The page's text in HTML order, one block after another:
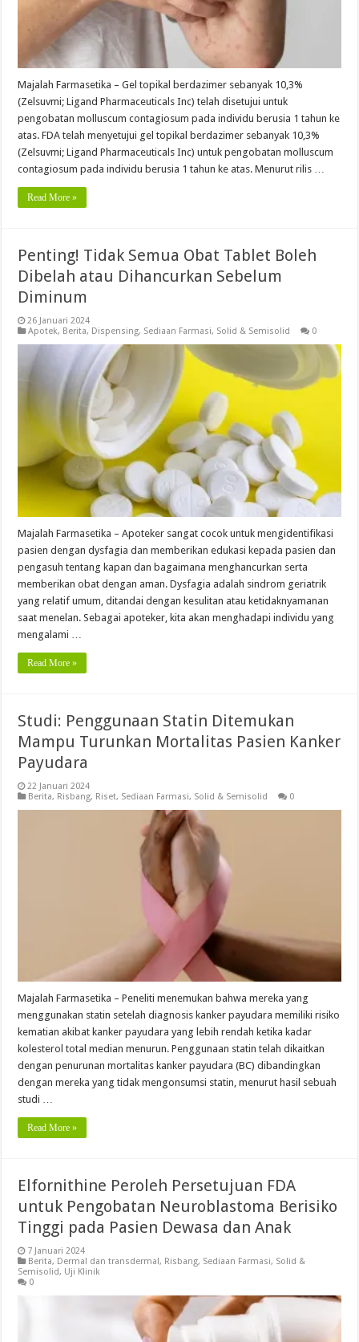
Majalah Farmasetika – Gel topikal berdazimer sebanyak 10,3%
(Zelsuvmi; Ligand Pharmaceuticals Inc) telah disetujui untuk
pengobatan molluscum contagiosum pada individu berusia 1 tahun ke
atas. FDA telah menyetujui gel topikal berdazimer sebanyak 10,3%
(Zelsuvmi; Ligand Pharmaceuticals Inc) untuk pengobatan molluscum
contagiosum pada individu berusia 1 tahun ke atas. Menurut rilis …
Read More »
Penting! Tidak Semua Obat Tablet Boleh
Dibelah atau Dihancurkan Sebelum
Diminum
26 Januari 2024
Apotek, Berita, Dispensing, Sediaan Farmasi, Solid & Semisolid 0
Majalah Farmasetika – Apoteker sangat cocok untuk mengidentifikasi
pasien dengan dysfagia dan memberikan edukasi kepada pasien dan
pengasuh tentang kapan dan bagaimana menghancurkan serta
memberikan obat dengan aman. Dysfagia adalah sindrom geriatrik
yang relatif umum, ditandai dengan kesulitan atau ketidaknyamanan
saat menelan. Sebagai apoteker, kita akan menghadapi individu yang
mengalami …
Read More »
Studi: Penggunaan Statin Ditemukan
Mampu Turunkan Mortalitas Pasien Kanker
Payudara
22 Januari 2024
Berita, Risbang, Riset, Sediaan Farmasi, Solid & Semisolid 0
Majalah Farmasetika – Peneliti menemukan bahwa mereka yang
menggunakan statin setelah diagnosis kanker payudara memiliki risiko
kematian akibat kanker payudara yang lebih rendah ketika kadar
kolesterol total median menurun. Penggunaan statin telah dikaitkan
dengan penurunan mortalitas kanker payudara (BC) dibandingkan
dengan mereka yang tidak mengonsumsi statin, menurut hasil sebuah
studi …
Read More »
Elfornithine Peroleh Persetujuan FDA
untuk Pengobatan Neuroblastoma Berisiko
Tinggi pada Pasien Dewasa dan Anak
7 Januari 2024
Berita, Dermal dan transdermal, Risbang, Sediaan Farmasi, Solid &
Semisolid, Uji Klinik
0